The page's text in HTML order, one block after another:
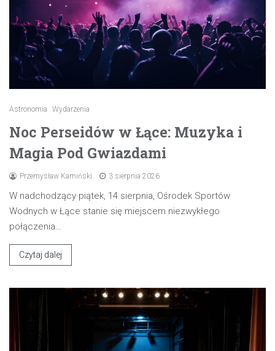
Astronomia Wydarzenia
Noc Perseidów w Łące: Muzyka i
Magia Pod Gwiazdami
Przemysław Kamiński 3 sierpnia 2026
W nadchodzący piątek, 14 sierpnia, Ośrodek Sportów
Wodnych w Łące stanie się miejscem niezwykłego
połączenia…
Czytaj dalej